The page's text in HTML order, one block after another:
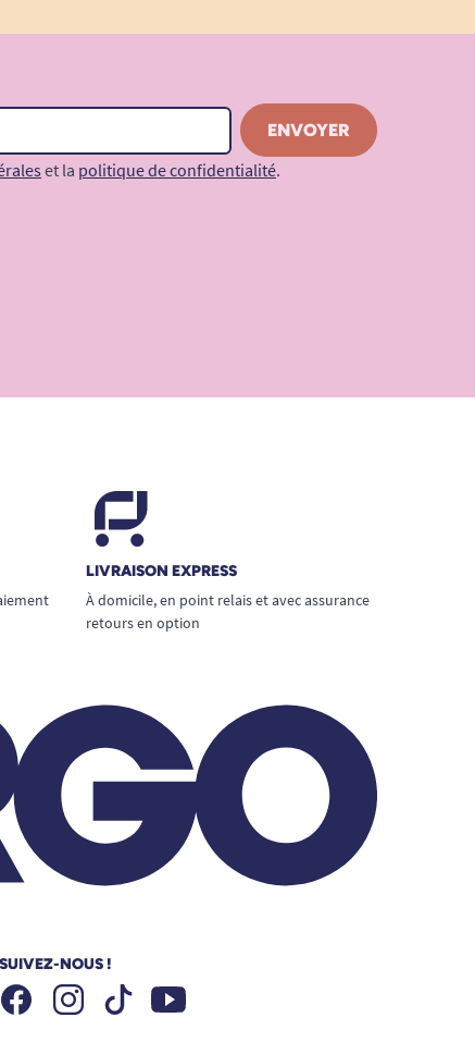
et la politique de confidentialité.
LIVRAISON EXPRESS
À domicile, en point relais et avec assurance
retours en option
SUIVEZ-NOUS !
FacebookInstagramTiktok Youtube